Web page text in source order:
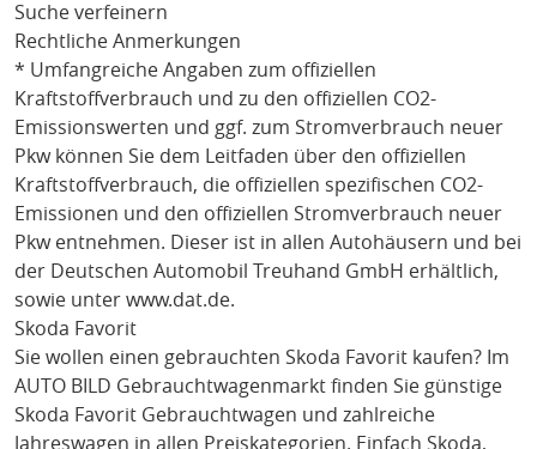
Suche verfeinern
Rechtliche Anmerkungen
* Umfangreiche Angaben zum offiziellen
Kraftstoffverbrauch und zu den offiziellen CO2-
Emissionswerten und ggf. zum Stromverbrauch neuer
Pkw können Sie dem Leitfaden über den offiziellen
Kraftstoffverbrauch, die offiziellen spezifischen CO2-
Emissionen und den offiziellen Stromverbrauch neuer
Pkw entnehmen. Dieser ist in allen Autohäusern und bei
der Deutschen Automobil Treuhand GmbH erhältlich,
sowie unter www.dat.de.
Skoda Favorit
Sie wollen einen gebrauchten Skoda Favorit kaufen? Im
AUTO BILD Gebrauchtwagenmarkt finden Sie günstige
Skoda Favorit Gebrauchtwagen und zahlreiche
Jahreswagen in allen Preiskategorien. Einfach Skoda,